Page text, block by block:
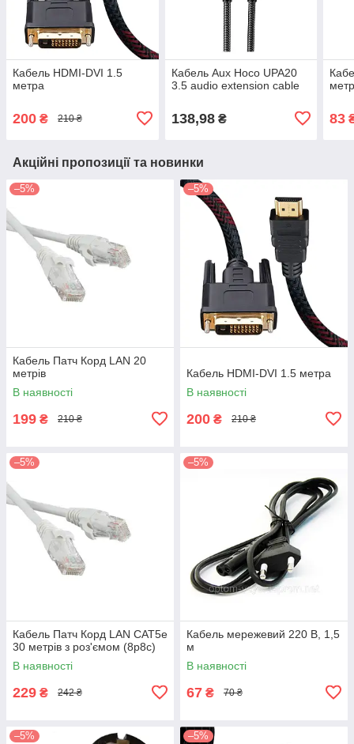
Кабель HDMI-DVI 1.5
метра
200 ₴ 210 ₴
Кабель Aux Hoco UPA20
3.5 audio extension cable
138,98₴ 83
Акційні пропозиції та новинки
–5%
Кабель Патч Корд LAN 20
метрів
В наявності
199 ₴ 210 ₴
–5%
Кабель HDMI-DVI 1.5 метра
В наявності
200 ₴ 210 ₴
–5%
Кабель Патч Корд LAN CAT5е
30 метрів з роз'ємом (8p8c)
В наявності
229 ₴ 242 ₴
–5%
Кабель мережевий 220 В, 1,5
м
В наявності
67 ₴ 70 ₴
–5% –5%